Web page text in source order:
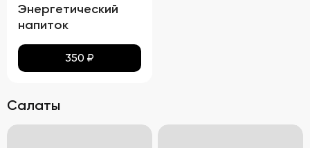
Энергетический
напиток
350 ₽
Салаты